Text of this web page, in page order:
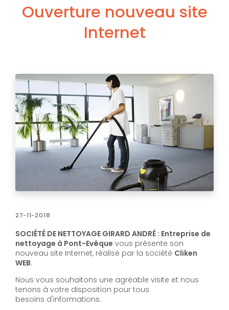
Ouverture nouveau site
Internet
27-11-2018
SOCIÉTÉ DE NETTOYAGE GIRARD ANDRÉ : Entreprise de
nettoyage à Pont-Evêque vous présente son
nouveau site Internet, réalisé par la société Cliken
WEB.
Nous vous souhaitons une agréable visite et nous
tenons à votre disposition pour tous
besoins d'informations.